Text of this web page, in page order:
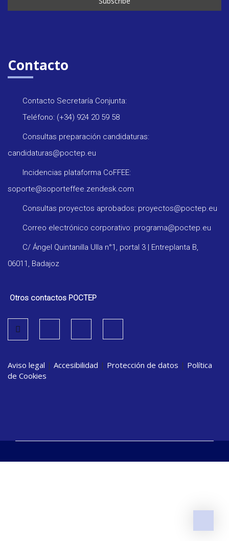
Contacto
Contacto Secretaría Conjunta:
Teléfono: (+34) 924 20 59 58
Consultas preparación candidaturas:
candidaturas@poctep.eu
Incidencias plataforma CoFFEE:
soporte@soporteffee.zendesk.com
Consultas proyectos aprobados: proyectos@poctep.eu
Correo electrónico corporativo: programa@poctep.eu
C/ Ángel Quintanilla Ulla n°1, portal 3 | Entreplanta B,
06011, Badajoz
Otros contactos POCTEP
Aviso legal | Accesibilidad | Protección de datos | Política
de Cookies